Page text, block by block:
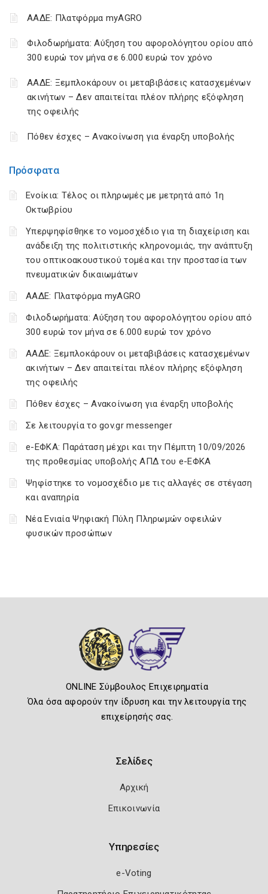
Πρόσφατα
Ενοίκια: Τέλος οι πληρωμές με μετρητά από 1η
Οκτωβρίου
Υπερψηφίσθηκε το νομοσχέδιο για τη διαχείριση και
ανάδειξη της πολιτιστικής κληρονομιάς, την ανάπτυξη
του οπτικοακουστικού τομέα και την προστασία των
πνευματικών δικαιωμάτων
ΑΑΔΕ: Πλατφόρμα myAGRO
Φιλοδωρήματα: Αύξηση του αφορολόγητου ορίου από
300 ευρώ τον μήνα σε 6.000 ευρώ τον χρόνο
ΑΑΔΕ: Ξεμπλοκάρουν οι μεταβιβάσεις κατασχεμένων
ακινήτων – Δεν απαιτείται πλέον πλήρης εξόφληση
της οφειλής
Πόθεν έσχες – Ανακοίνωση για έναρξη υποβολής
Σε λειτουργία το gov.gr messenger
e-ΕΦΚΑ: Παράταση μέχρι και την Πέμπτη 10/09/2026
της προθεσμίας υποβολής ΑΠΔ του e-ΕΦΚΑ
Ψηφίστηκε το νομοσχέδιο με τις αλλαγές σε στέγαση
και αναπηρία
Νέα Ενιαία Ψηφιακή Πύλη Πληρωμών οφειλών
φυσικών προσώπων
ΑΑΔΕ: Πλατφόρμα myAGRO
Φιλοδωρήματα: Αύξηση του αφορολόγητου ορίου από
300 ευρώ τον μήνα σε 6.000 ευρώ τον χρόνο
ΑΑΔΕ: Ξεμπλοκάρουν οι μεταβιβάσεις κατασχεμένων
ακινήτων – Δεν απαιτείται πλέον πλήρης εξόφληση
της οφειλής
Πόθεν έσχες – Ανακοίνωση για έναρξη υποβολής
ONLINE Σύμβουλος Επιχειρηματία
Όλα όσα αφορούν την ίδρυση και την λειτουργία της
επιχείρησής σας.
Σελίδες
Αρχική
Επικοινωνία
Υπηρεσίες
e-Voting